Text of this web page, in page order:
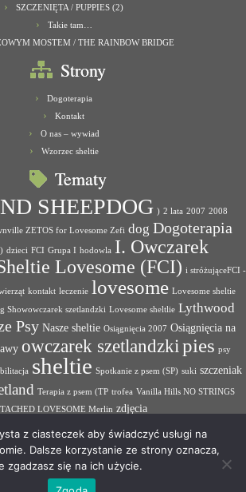
SZCZENIĘTA / PUPPIES (2)
Takie tam…
MOSTEM / THE RAINBOW BRIDGE
Strony
Dogoterapia
Kontakt
O nas – wywiad
Wzorzec sheltie
Tematy
SHEEPDOG ) 2 lata 2007 2008
ZETOS for Lovesome Zefi dog Dogoterapia
dzieci FCI Grupa I hodowla I. Owczarek
Lovesome (FCI) i stróżująceFCI -
kontakt leczenie lovesome Lovesome sheltie
Showowczarek szetlandzki Lovesome sheltlie Lythwood
Psy Nasze sheltie Osiągnięcia 2007 Osiągnięcia na
owczarek szetlandzkipies psy
sheltie Spotkanie z psem (SP) suki szczeniak
Terapia z psem (TP trofea Vanilla Hills NO STRINGS
LOVESOME Merlin zdjęcia
z ciasteczek aby świadczyć usługi na
Dalsze korzystanie ze strony oznacza,
zgadzasz się na ich użycie.